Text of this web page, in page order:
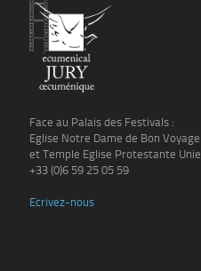
Face au Palais des Festivals :
Eglise Notre Dame de Bon Voyage
et Temple Eglise Protestante Unie
+33 (0)6 59 25 05 59
Ecrivez-nous